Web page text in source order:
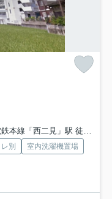
本線「西二見」駅 徒歩37分
別
室内洗濯機置場